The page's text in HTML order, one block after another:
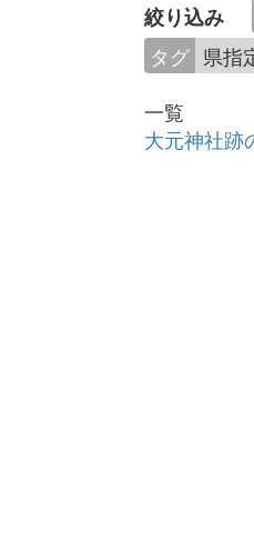
絞り込み
タグ 県指
一覧
大元神社跡